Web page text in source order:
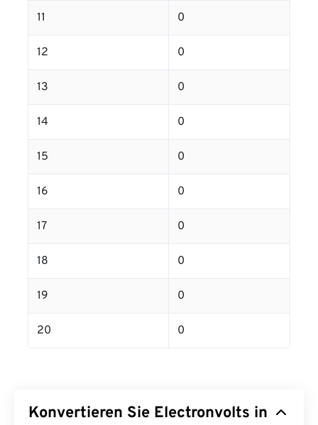
11 0
12 0
13 0
14 0
15 0
16 0
17 0
18 0
19 0
20 0
Konvertieren Sie Electronvolts in